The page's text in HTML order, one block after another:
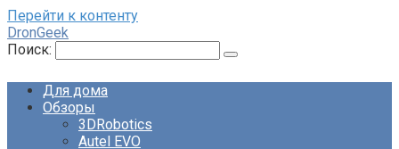
Перейти к контенту
DronGeek
Поиск:
Для дома
Обзоры
3DRobotics
Autel EVO